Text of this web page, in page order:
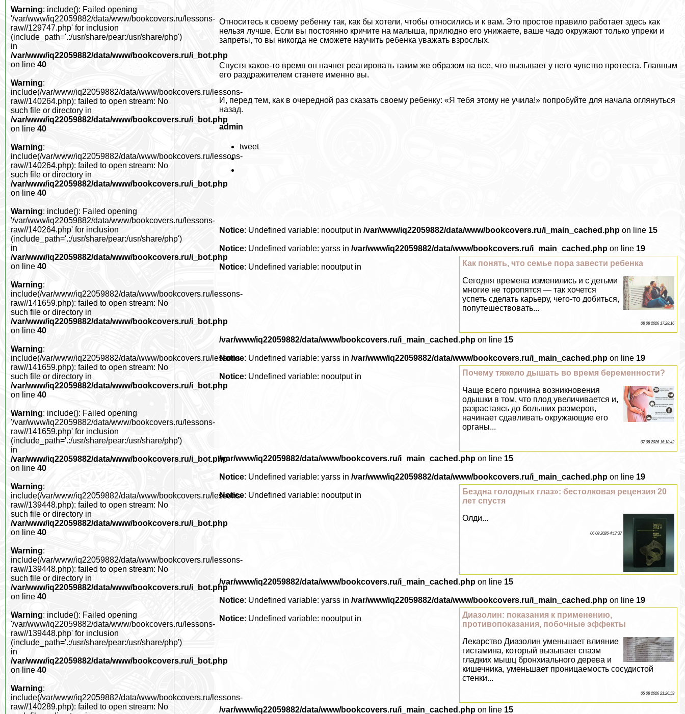
Относитесь к своему ребенку так, как бы хотели, чтобы относились и к вам. Это простое правило работает здесь как
нельзя лучше. Если вы постоянно кричите на малыша, прилюдно его унижаете, ваше чадо окружают только упреки и
запреты, то вы никогда не сможете научить ребенка уважать взрослых.
Спустя какое-то время он начнет реагировать таким же образом на все, что вызывает у него чувство протеста. Главным
его раздражителем станете именно вы.
И, перед тем, как в очередной раз сказать своему ребенку: «Я тебя этому не учила!» попробуйте для начала оглянуться
назад.
admin
tweet
Notice: Undefined variable: nooutput in/var/www/iq22059882/data/www/bookcovers.ru/i_main_cached.php on line 15
Notice: Undefined variable: yarss in/var/www/iq22059882/data/www/bookcovers.ru/i_main_cached.php on line 19
Как понять, что семье пора завести ребенка
Сегодня времена изменились и с детьми
многие не торопятся — так хочется
успеть сделать карьеру, чего-то добиться,
попутешествовать...
08 08 2026 17:28:16
Notice: Undefined variable: nooutput in
/var/www/iq22059882/data/www/bookcovers.ru/i_main_cached.php on line 15
Notice: Undefined variable: yarss in/var/www/iq22059882/data/www/bookcovers.ru/i_main_cached.php on line 19
Почему тяжело дышать во время беременности?
Чаще всего причина возникновения
одышки в том, что плод увеличивается и,
разрастаясь до больших размеров,
начинает сдавливать окружающие его
органы...
07 08 2026 16:18:42
Notice: Undefined variable: nooutput in
/var/www/iq22059882/data/www/bookcovers.ru/i_main_cached.php on line 15
Notice: Undefined variable: yarss in/var/www/iq22059882/data/www/bookcovers.ru/i_main_cached.php on line 19
Бездна голодных глаз»: бестолковая рецензия 20
лет спустя
Олди...
06 08 2026 4:17:37
Notice: Undefined variable: nooutput in
/var/www/iq22059882/data/www/bookcovers.ru/i_main_cached.php on line 15
Notice: Undefined variable: yarss in/var/www/iq22059882/data/www/bookcovers.ru/i_main_cached.php on line 19
Диазолин: показания к применению,
противопоказания, побочные эффекты
Лекарство Диазолин уменьшает влияние
гистамина, который вызывает спазм
гладких мышц бронхиального дерева и
кишечника, уменьшает проницаемость сосудистой
стенки...
05 08 2026 21:26:59
Notice: Undefined variable: nooutput in
/var/www/iq22059882/data/www/bookcovers.ru/i_main_cached.php on line 15
Warning: include(): Failed opening
'/var/www/iq22059882/data/www/bookcovers.ru/lessons-
raw//129747.php' for inclusion
(include_path='.:/usr/share/pear:/usr/share/php')
in
/var/www/iq22059882/data/www/bookcovers.ru/i_bot.php
on line 40
Warning:
include(/var/www/iq22059882/data/www/bookcovers.ru/lessons-
raw//140264.php): failed to open stream: No
such file or directory in
/var/www/iq22059882/data/www/bookcovers.ru/i_bot.php
on line 40
Warning:
include(/var/www/iq22059882/data/www/bookcovers.ru/lessons-
raw//140264.php): failed to open stream: No
such file or directory in
/var/www/iq22059882/data/www/bookcovers.ru/i_bot.php
on line 40
Warning: include(): Failed opening
'/var/www/iq22059882/data/www/bookcovers.ru/lessons-
raw//140264.php' for inclusion
(include_path='.:/usr/share/pear:/usr/share/php')
in
/var/www/iq22059882/data/www/bookcovers.ru/i_bot.php
on line 40
Warning:
include(/var/www/iq22059882/data/www/bookcovers.ru/lessons-
raw//141659.php): failed to open stream: No
such file or directory in
/var/www/iq22059882/data/www/bookcovers.ru/i_bot.php
on line 40
Warning:
include(/var/www/iq22059882/data/www/bookcovers.ru/lessons-
raw//141659.php): failed to open stream: No
such file or directory in
/var/www/iq22059882/data/www/bookcovers.ru/i_bot.php
on line 40
Warning: include(): Failed opening
'/var/www/iq22059882/data/www/bookcovers.ru/lessons-
raw//141659.php' for inclusion
(include_path='.:/usr/share/pear:/usr/share/php')
in
/var/www/iq22059882/data/www/bookcovers.ru/i_bot.php
on line 40
Warning:
include(/var/www/iq22059882/data/www/bookcovers.ru/lessons-
raw//139448.php): failed to open stream: No
such file or directory in
/var/www/iq22059882/data/www/bookcovers.ru/i_bot.php
on line 40
Warning:
include(/var/www/iq22059882/data/www/bookcovers.ru/lessons-
raw//139448.php): failed to open stream: No
such file or directory in
/var/www/iq22059882/data/www/bookcovers.ru/i_bot.php
on line 40
Warning: include(): Failed opening
'/var/www/iq22059882/data/www/bookcovers.ru/lessons-
raw//139448.php' for inclusion
(include_path='.:/usr/share/pear:/usr/share/php')
in
/var/www/iq22059882/data/www/bookcovers.ru/i_bot.php
on line 40
Warning:
include(/var/www/iq22059882/data/www/bookcovers.ru/lessons-
raw//140289.php): failed to open stream: No